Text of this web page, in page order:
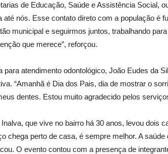
de Educação, Saúde e Assistência Social,
até nós. Esse contato direto com a população é
municipal e seguirmos juntos, trabalhando
que merece”, reforçou.
para atendimento odontológico, João Eudes da
“Amanhã é Dia dos Pais, dia de mostrar o
dentes. Estou muito agradecido pelos
que vive no bairro há 30 anos, levou dois
chega perto de casa, é sempre melhor. A
O evento contou com a presença de